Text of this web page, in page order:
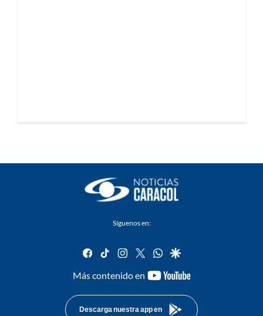
Síguenos en:
facebook
tiktok instagram
twitterwhatsapp
google
Más contenido en
youtube-
Descarga nuestra app en